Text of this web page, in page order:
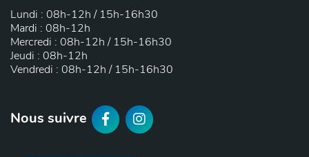
Lundi : 08h-12h / 15h-16h30
Mardi : 08h-12h
Mercredi : 08h-12h / 15h-16h30
Jeudi : 08h-12h
Vendredi : 08h-12h / 15h-16h30
Nous suivre
F
I